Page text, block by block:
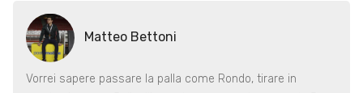
Matteo Bettoni
Vorrei sapere passare la palla come Rondo, tirare in